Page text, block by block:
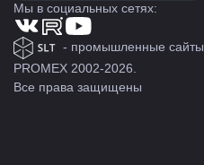
Мы в социальных сетях:
- промышленные сайты
PROMEX 2002-2026.
Все права защищены